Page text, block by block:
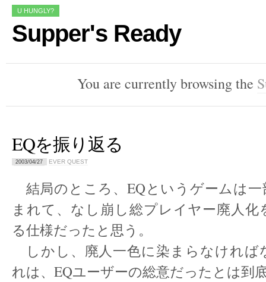
U HUNGLY?
Supper's Ready
You are currently browsing the
EQを振り返る
2003/04/27 EVER QUEST
結局のところ、EQというゲームは一
まれて、なし崩し総プレイヤー廃人
る仕様だったと思う。
しかし、廃人一色に染まらなければ
れは、EQユーザーの総意だったとは到